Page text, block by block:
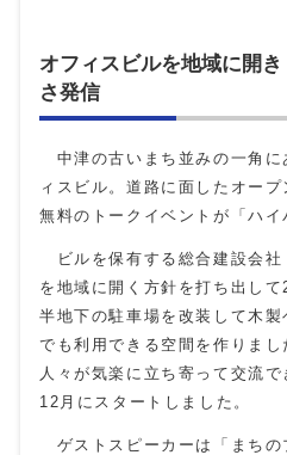
オフィスビルを地域に開
さ発信
中津の古いまち並みの一角に
ィスビル。道路に面したオー
無料のトークイベントが「ハイ
ビルを保有する総合建設会社
を地域に開く方針を打ち出して
半地下の駐車場を改装して木
でも利用できる空間を作りまし
人々が気楽に立ち寄って交流
12月にスタートしました。
ゲストスピーカーは「まちの